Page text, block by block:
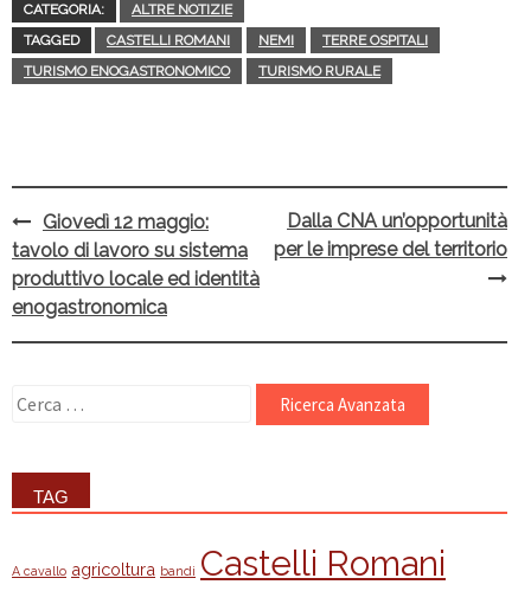
CATEGORIA:
ALTRE NOTIZIE
TAGGED
CASTELLI ROMANI NEMI
TERRE OSPITALI
TURISMO ENOGASTRONOMICO
TURISMO RURALE
Post
navigation
Giovedì 12 maggio:
tavolo di lavoro su sistema
produttivo locale ed identità
enogastronomica
Dalla CNA un’opportunità
per le imprese del territorio
Ricerca
TAG
A cavallo agricoltura bandi Castelli Romani